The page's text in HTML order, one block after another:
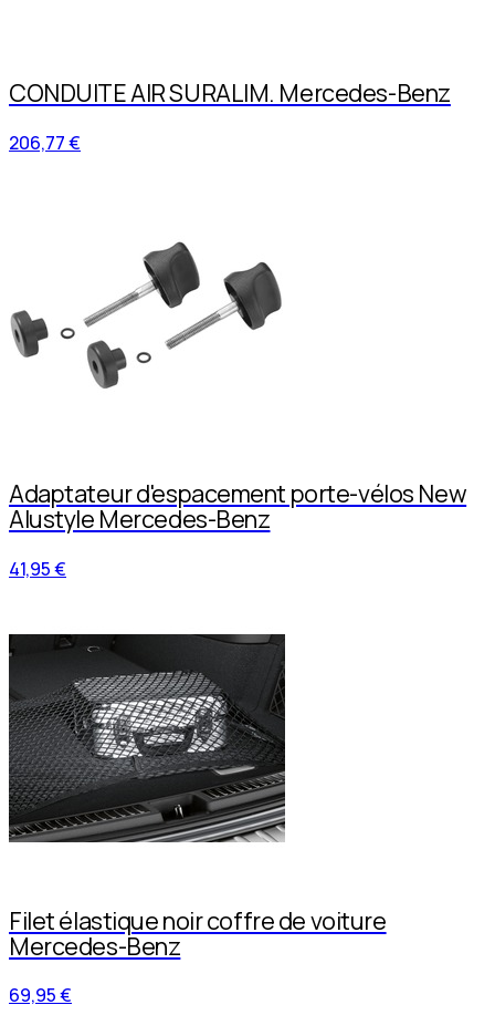
CONDUITE AIR SURALIM. Mercedes-Benz
206,77 €
Adaptateur d'espacement porte-vélos New
Alustyle Mercedes-Benz
41,95 €
Filet élastique noir coffre de voiture
Mercedes-Benz
69,95 €